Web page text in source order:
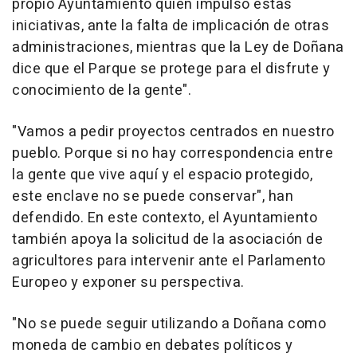
propio Ayuntamiento quien impulsó estas
iniciativas, ante la falta de implicación de otras
administraciones, mientras que la Ley de Doñana
dice que el Parque se protege para el disfrute y
conocimiento de la gente".
"Vamos a pedir proyectos centrados en nuestro
pueblo. Porque si no hay correspondencia entre
la gente que vive aquí y el espacio protegido,
este enclave no se puede conservar", han
defendido. En este contexto, el Ayuntamiento
también apoya la solicitud de la asociación de
agricultores para intervenir ante el Parlamento
Europeo y exponer su perspectiva.
"No se puede seguir utilizando a Doñana como
moneda de cambio en debates políticos y